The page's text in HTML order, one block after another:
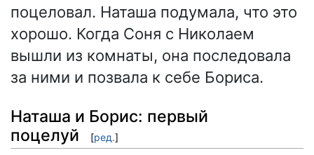
поцеловал. Наташа подумала, что это
хорошо. Когда Соня с Николаем
вышли из комнаты, она последовала
за ними и позвала к себе Бориса.
Наташа и Борис: первый
поцелуй
[ред.]